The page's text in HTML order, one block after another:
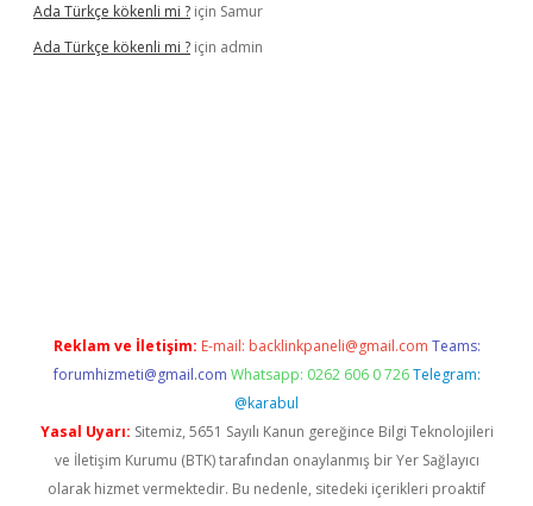
Ada Türkçe kökenli mi ? için Samur
Ada Türkçe kökenli mi ? için admin
Reklam ve İletişim: E-mail: backlinkpaneli@gmail.com Teams:
forumhizmeti@gmail.com Whatsapp: 0262 606 0 726 Telegram:
@karabul
Yasal Uyarı: Sitemiz, 5651 Sayılı Kanun gereğince Bilgi Teknolojileri
ve İletişim Kurumu (BTK) tarafından onaylanmış bir Yer Sağlayıcı
olarak hizmet vermektedir. Bu nedenle, sitedeki içerikleri proaktif